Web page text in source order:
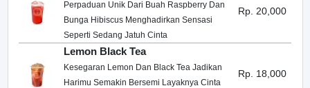
Perpaduan Unik Dari Buah Raspberry Dan
Bunga Hibiscus Menghadirkan Sensasi
Seperti Sedang Jatuh Cinta
Rp. 20,000
Lemon Black Tea
Kesegaran Lemon Dan Black Tea Jadikan
Harimu Semakin Bersemi Layaknya Cinta
Rp. 18,000